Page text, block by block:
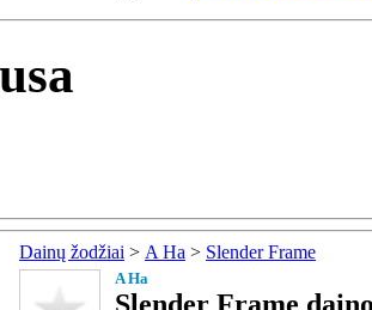
Dainų žodžiai > A Ha > Slender Frame
A Ha
Slender Frame